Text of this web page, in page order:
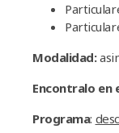
Modalidad:
Encontralo en
Programa: